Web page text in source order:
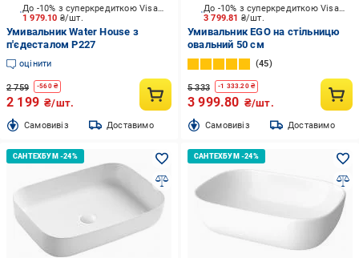
1 979.10 ₴/шт.
До -10% з суперкредиткою Visa Вигода
Умивальник Water House з
п'єдесталом P227
оцінити
2 759 -560₴
2 199 ₴/шт.
Cамовивіз Доставимо
3 799.81 ₴/шт.
До -10% з суперкредиткою Visa Вигода
Умивальник EGO на стільницю
овальний 50 см
45
5 333 -1 333.20₴
3 999.80 ₴/шт.
Cамовивіз Доставимо